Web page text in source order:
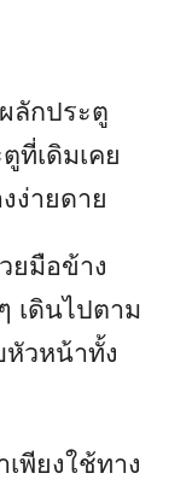
ลักประตู
ที่เดิมเคย
ง่ายดาย
ยมือข้าง
เดินไปตาม
หัวหน้าทั้ง
พียงใช้ทาง